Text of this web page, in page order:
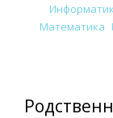
Математика